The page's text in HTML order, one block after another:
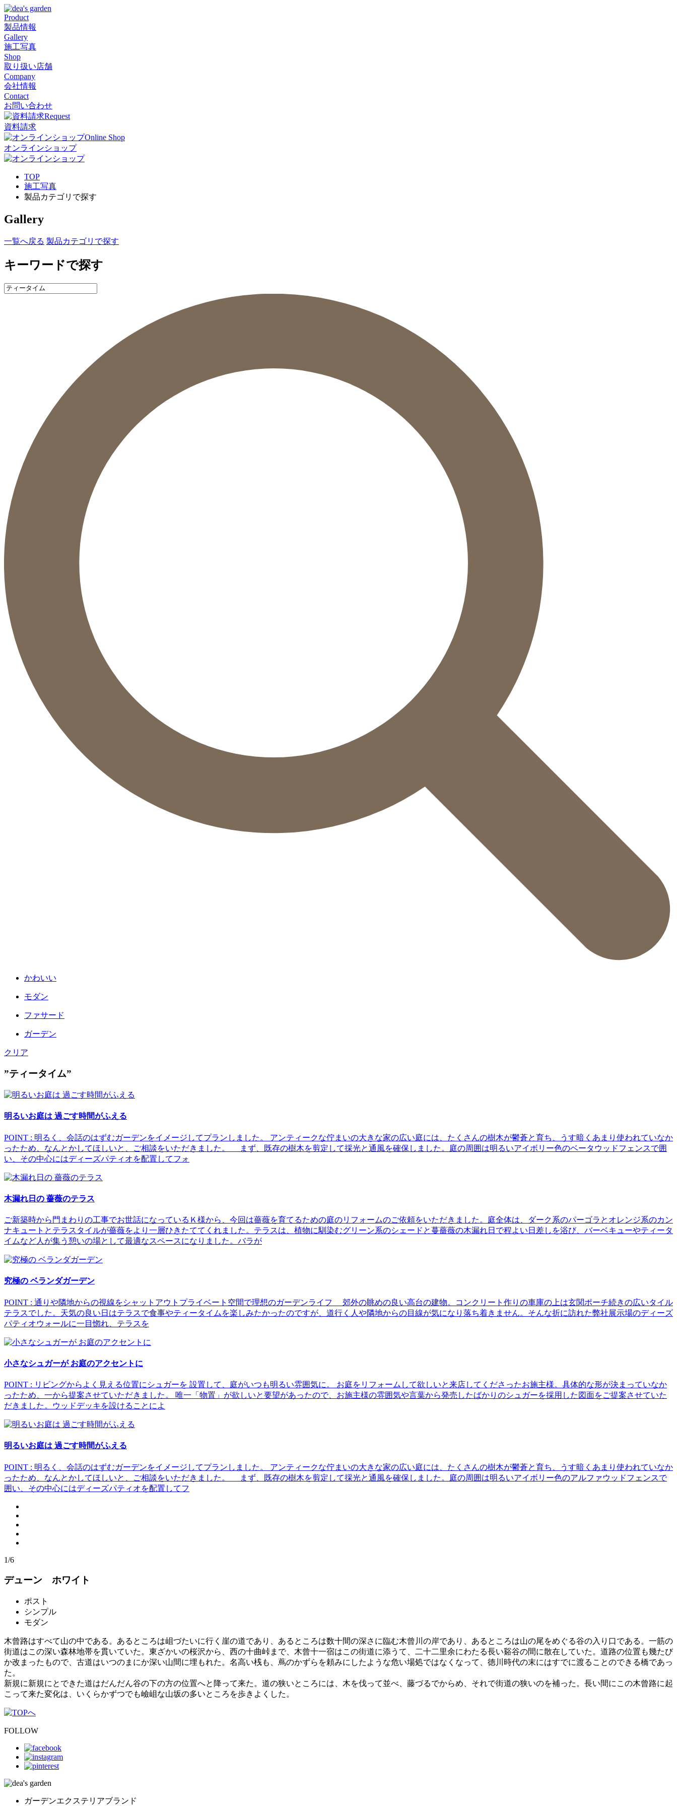
Product
製品情報
Gallery
施工写真
Shop
取り扱い店舗
Company
会社情報
Contact
お問い合わせ
Request
資料請求
Online Shop
オンラインショップ
TOP
施工写真
製品カテゴリで探す
Gallery
一覧へ戻る 製品カテゴリで探す
キーワードで探す
かわいい
モダン
ファサード
ガーデン
クリア
”ティータイム”
明るいお庭は 過ごす時間がふえる
POINT : 明るく、会話のはずむガーデンをイメージしてプランしました。 アンティークな佇まいの大きな家の広い庭には、たくさんの樹木が鬱蒼と育ち、うす暗くあまり使われていなか
ったため、なんとかしてほしいと、ご相談をいただきました。 まず、既存の樹木を剪定して採光と通風を確保しました。庭の周囲は明るいアイボリー色のベータウッドフェンスで囲
い、その中心にはディーズパティオを配置してフォ
木漏れ日の 薔薇のテラス
ご新築時から門まわりの工事でお世話になっているＫ様から、今回は薔薇を育てるための庭のリフォームのご依頼をいただきました。庭全体は、ダーク系のパーゴラとオレンジ系のカン
ナキュートとテラスタイルが薔薇をより一層ひきたててくれました。テラスは、植物に馴染むグリーン系のシェードと蔓薔薇の木漏れ日で程よい日差しを浴び、バーベキューやティータ
イムなど人が集う憩いの場として最適なスペースになりました。バラが
究極の ベランダガーデン
POINT : 通りや隣地からの視線をシャットアウトプライベート空間で理想のガーデンライフ 郊外の眺めの良い高台の建物。コンクリート作りの車庫の上は玄関ポーチ続きの広いタイル
テラスでした。天気の良い日はテラスで食事やティータイムを楽しみたかったのですが、道行く人や隣地からの目線が気になり落ち着きません。そんな折に訪れた弊社展示場のディーズ
パティオウォールに一目惚れ、テラスを
小さなシュガーが お庭のアクセントに
POINT : リビングからよく見える位置にシュガーを 設置して、庭がいつも明るい雰囲気に。 お庭をリフォームして欲しいと来店してくださったお施主様。具体的な形が決まっていなか
ったため、一から提案させていただきました。 唯一「物置」が欲しいと要望があったので、お施主様の雰囲気や言葉から発売したばかりのシュガーを採用した図面をご提案させていた
だきました。ウッドデッキを設けることによ
明るいお庭は 過ごす時間がふえる
POINT : 明るく、会話のはずむガーデンをイメージしてプランしました。 アンティークな佇まいの大きな家の広い庭には、たくさんの樹木が鬱蒼と育ち、うす暗くあまり使われていなか
ったため、なんとかしてほしいと、ご相談をいただきました。 まず、既存の樹木を剪定して採光と通風を確保しました。庭の周囲は明るいアイボリー色のアルファウッドフェンスで
囲い、その中心にはディーズパティオを配置してフ
1/6
デューン ホワイト
ポスト
シンプル
モダン
木曾路はすべて山の中である。あるところは岨づたいに行く崖の道であり、あるところは数十間の深さに臨む木曾川の岸であり、あるところは山の尾をめぐる谷の入り口である。一筋の
街道はこの深い森林地帯を貫いていた。東ざかいの桜沢から、西の十曲峠まで、木曾十一宿はこの街道に添うて、二十二里余にわたる長い谿谷の間に散在していた。道路の位置も幾たび
か改まったもので、古道はいつのまにか深い山間に埋もれた。名高い桟も、蔦のかずらを頼みにしたような危い場処ではなくなって、徳川時代の末にはすでに渡ることのできる橋であっ
た。
新規に新規にとできた道はだんだん谷の下の方の位置へと降って来た。道の狭いところには、木を伐って並べ、藤づるでからめ、それで街道の狭いのを補った。長い間にこの木曾路に起
こって来た変化は、いくらかずつでも嶮岨な山坂の多いところを歩きよくした。
FOLLOW
ガーデンエクステリアブランド